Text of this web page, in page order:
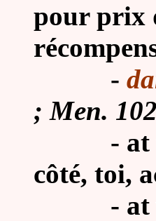
pour prix
-
; Men.
- at
côté, toi,
- at